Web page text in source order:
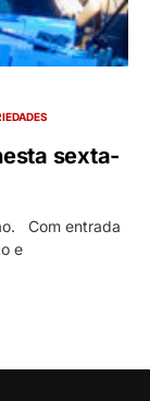
sexta-
Com entrada
e